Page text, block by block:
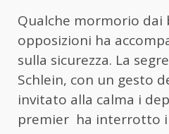
Qualche mormorio dai
opposizioni ha
sulla sicurezza. La
Schlein, con un gesto
invitato alla calma i
premier ha interrotto